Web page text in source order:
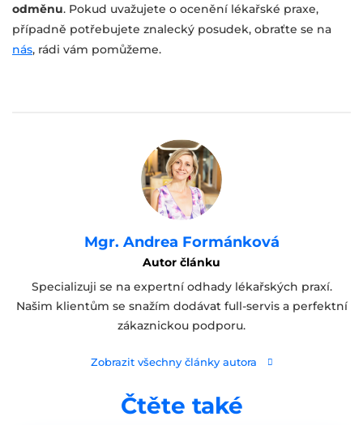
odměnu. Pokud uvažujete o ocenění lékařské praxe,
případně potřebujete znalecký posudek, obraťte se na
nás, rádi vám pomůžeme.
Mgr. Andrea Formánková
Autor článku
Specializuji se na expertní odhady lékařských praxí.
Našim klientům se snažím dodávat full-servis a perfektní
zákaznickou podporu.
Zobrazit všechny články autora
Čtěte také